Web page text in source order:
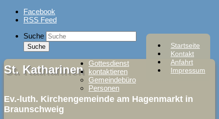
Skip
Facebook
RSS Feed
Startseite
Kontakt
Anfahrt
Impressum
Suche
St. Katharinen
Ev.-luth. Kirchengemeinde am Hagenmarkt in
Braunschweig
Gottesdienst
kontaktieren
Gemeindebüro
Personen